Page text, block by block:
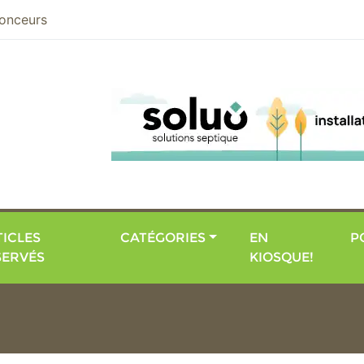
CATÉGORIES
EN
KIOSQUE!